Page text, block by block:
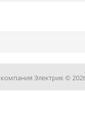
Электрик ©